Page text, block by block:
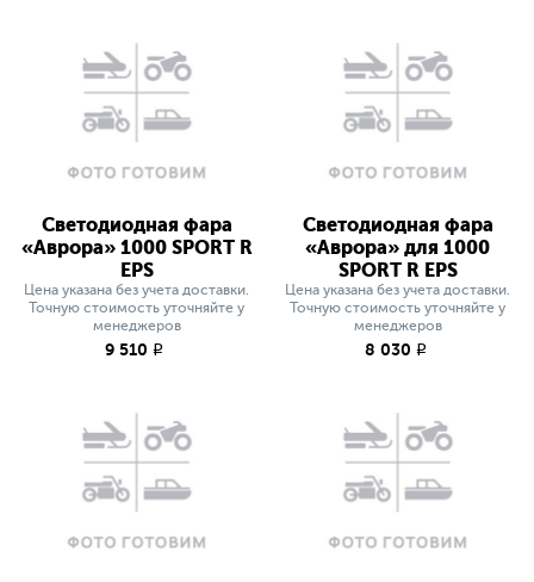
Светодиодная фара
«Аврора» 1000 SPORT R
EPS
Цена указана без учета доставки.
Точную стоимость уточняйте у
менеджеров
9 510 q
Светодиодная фара
«Аврора» для 1000
SPORT R EPS
Цена указана без учета доставки.
Точную стоимость уточняйте у
менеджеров
8 030 q